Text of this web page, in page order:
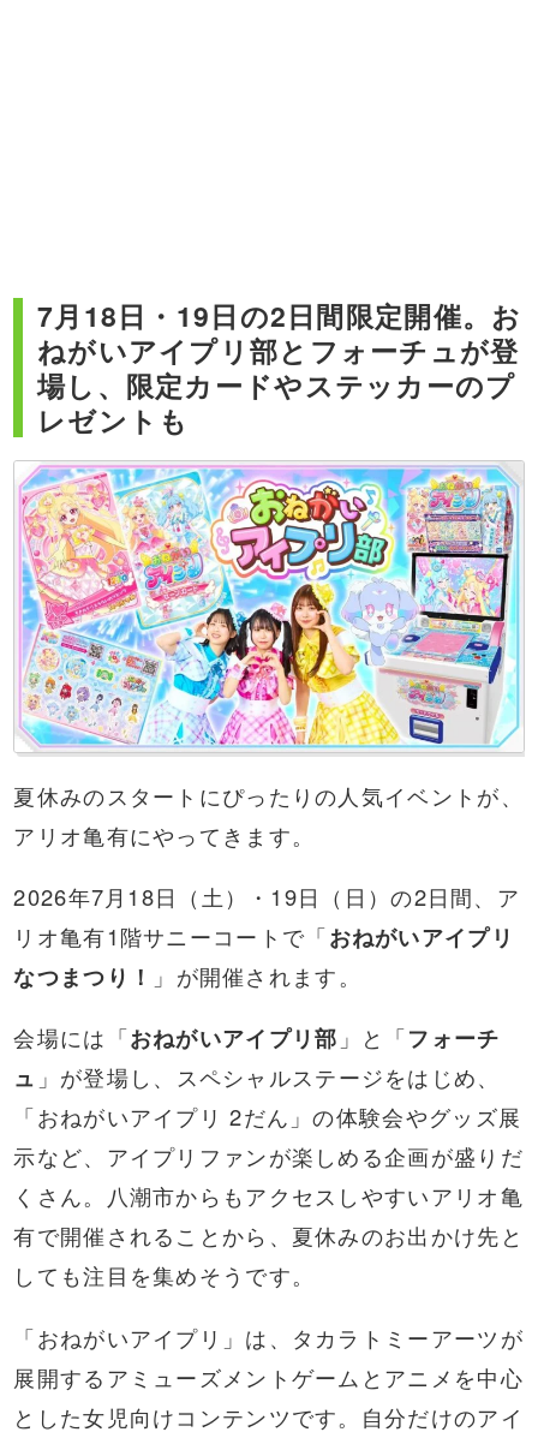
7月18日・19日の2日間限定開催。お
ねがいアイプリ部とフォーチュが登
場し、限定カードやステッカーのプ
レゼントも
夏休みのスタートにぴったりの人気イベントが、
アリオ亀有にやってきます。
2026年7月18日（土）・19日（日）の2日間、ア
リオ亀有1階サニーコートで「おねがいアイプリ
なつまつり！ 」が開催されます。
会場には「おねがいアイプリ部 」と「フォーチ
ュ 」が登場し、スペシャルステージをはじめ、
「おねがいアイプリ 2だん」の体験会やグッズ展
示など、アイプリファンが楽しめる企画が盛りだ
くさん。八潮市からもアクセスしやすいアリオ亀
有で開催されることから、夏休みのお出かけ先と
しても注目を集めそうです。
「おねがいアイプリ」は、タカラトミーアーツが
展開するアミューズメントゲームとアニメを中心
とした女児向けコンテンツです。自分だけのアイ